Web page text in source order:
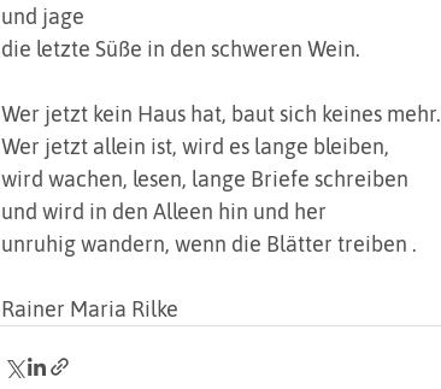
und jage
die letzte Süße in den schweren Wein.
Wer jetzt kein Haus hat, baut sich keines mehr.
Wer jetzt allein ist, wird es lange bleiben,
wird wachen, lesen, lange Briefe schreiben
und wird in den Alleen hin und her
unruhig wandern, wenn die Blätter treiben .
Rainer Maria Rilke